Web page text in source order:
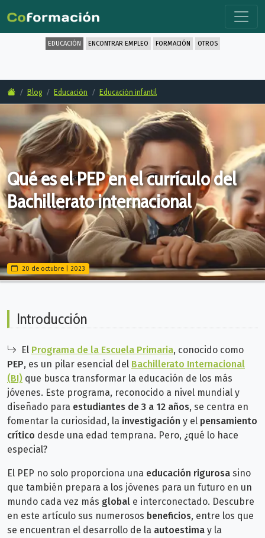
EDUCACIÓN ENCONTRAR EMPLEO FORMACIÓN OTROS
Blog Educación Educación infantil
Qué es el PEP en el currículo del
Bachillerato internacional
20 de octubre | 2023
Introducción
El Programa de la Escuela Primaria, conocido como
PEP, es un pilar esencial del Bachillerato Internacional
(BI) que busca transformar la educación de los más
jóvenes. Este programa, reconocido a nivel mundial y
diseñado para estudiantes de 3 a 12 años, se centra en
fomentar la curiosidad, la investigación y el pensamiento
crítico desde una edad temprana. Pero, ¿qué lo hace
especial?
El PEP no solo proporciona una educación rigurosa sino
que también prepara a los jóvenes para un futuro en un
mundo cada vez más global e interconectado. Descubre
en este artículo sus numerosos beneficios, entre los que
se encuentran el desarrollo de la autoestima y la